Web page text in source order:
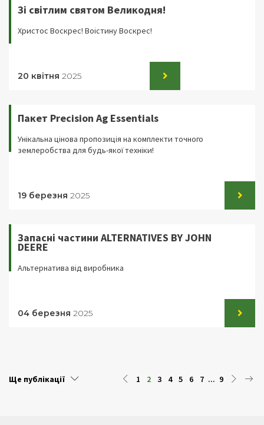
Зі світлим святом Великодня!
Христос Воскрес! Воістину Воскрес!
20 квітня 2025
Пакет Precision Ag Essentials
Унікальна цінова пропозиція на комплекти точного
землеробства для будь-якої техніки!
19 березня 2025
Запасні частини ALTERNATIVES BY JOHN
DEERE
Альтернатива від виробника
04 березня 2025
Ще публікації 1 2 3 4 5 6 7 ... 9